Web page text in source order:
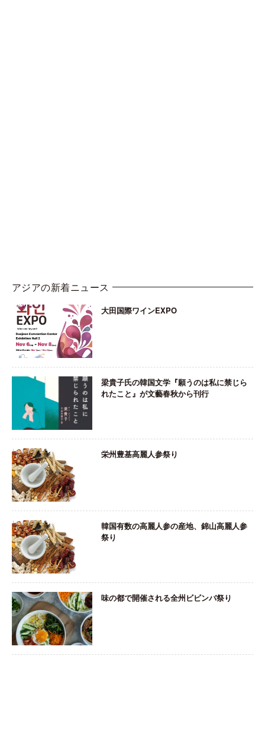
アジアの新着ニュース
大田国際ワインEXPO
梁貴子氏の韓国文学『願うのは私に禁じら
れたこと』が文藝春秋から刊行
栄州豊基高麗人参祭り
韓国有数の高麗人参の産地、錦山高麗人参
祭り
味の都で開催される全州ビビンバ祭り